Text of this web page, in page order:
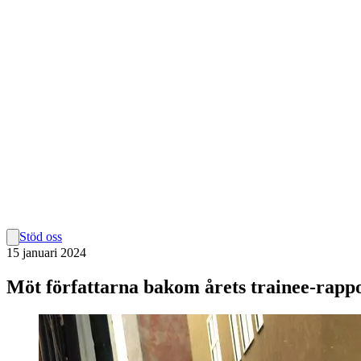
Stöd oss
15 januari 2024
Möt författarna bakom årets trainee-